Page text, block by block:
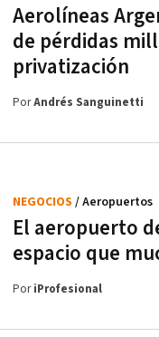
Aerolíneas
de pérdidas
privatización
PorAndrés Sanguinetti
El aeropuerto
espacio que
NEGOCIOS / Aeropuertos
PoriProfesional